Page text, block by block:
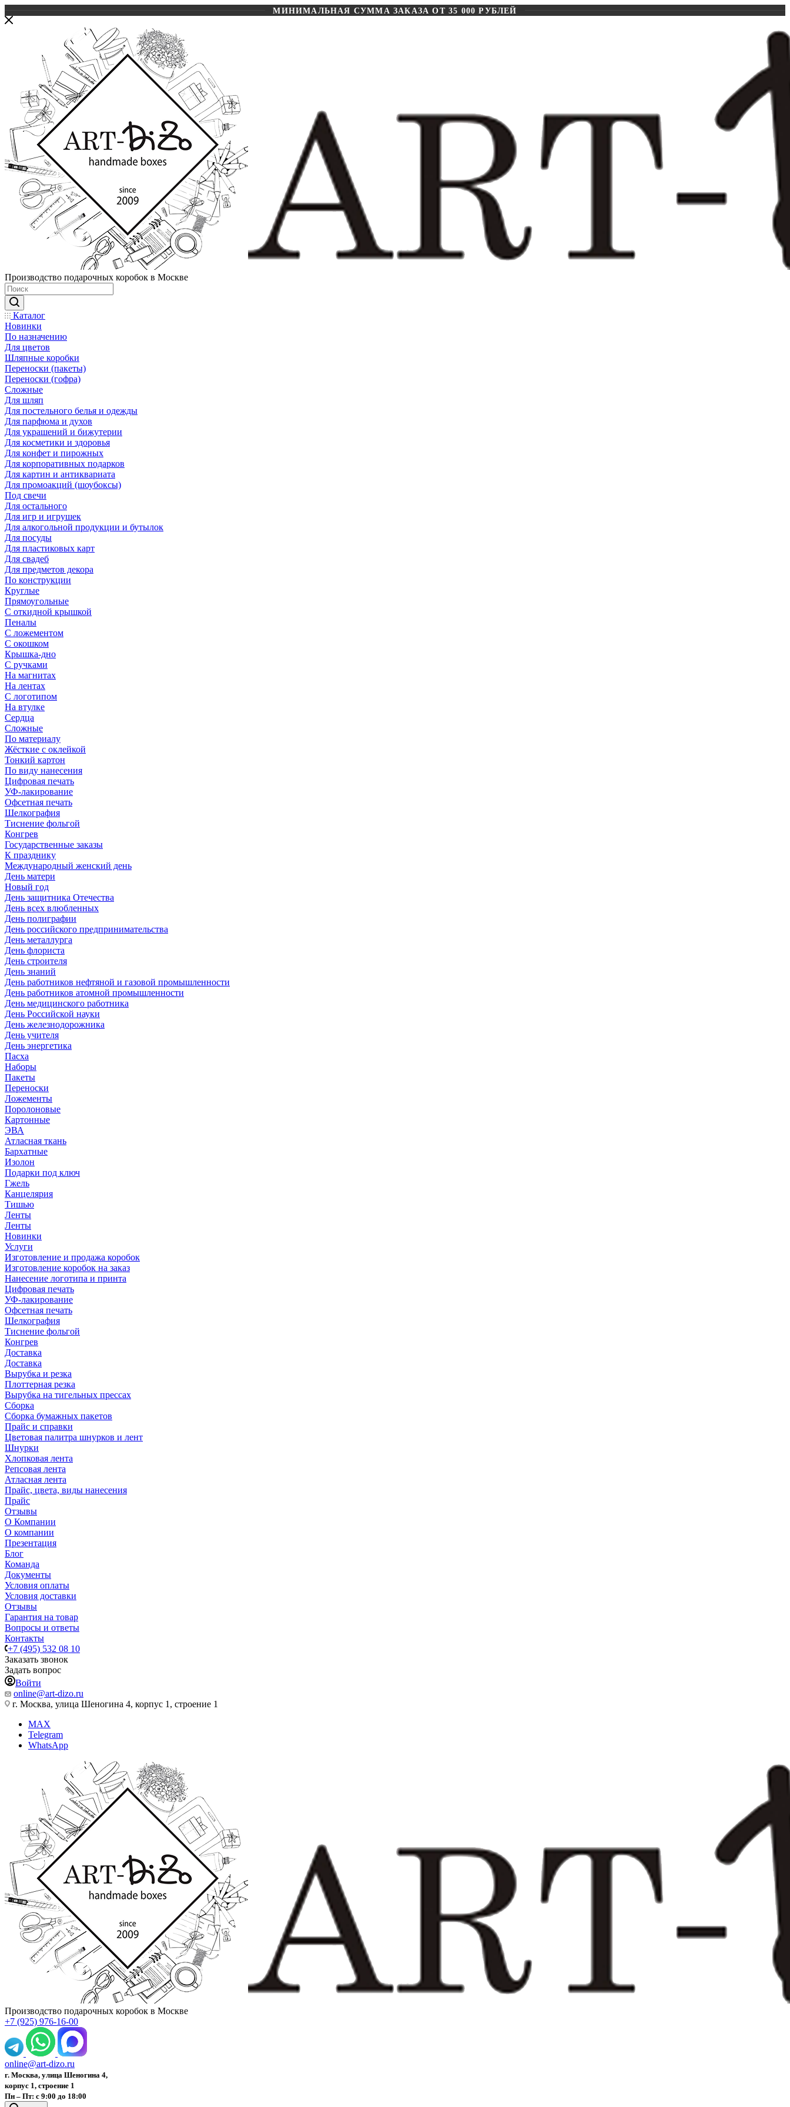
МИНИМАЛЬНАЯ СУММА ЗАКАЗА ОТ 35 000 РУБЛЕЙ
Производство подарочных коробок в Москве
Каталог
Новинки
По назначению
Для цветов
Шляпные коробки
Переноски (пакеты)
Переноски (гофра)
Сложные
Для шляп
Для постельного белья и одежды
Для парфюма и духов
Для украшений и бижутерии
Для косметики и здоровья
Для конфет и пирожных
Для корпоративных подарков
Для картин и антиквариата
Для промоакций (шоубоксы)
Под свечи
Для остального
Для игр и игрушек
Для алкогольной продукции и бутылок
Для посуды
Для пластиковых карт
Для свадеб
Для предметов декора
По конструкции
Круглые
Прямоугольные
С откидной крышкой
Пеналы
С ложементом
С окошком
Крышка-дно
С ручками
На магнитах
На лентах
С логотипом
На втулке
Сердца
Сложные
По материалу
Жёсткие с оклейкой
Тонкий картон
По виду нанесения
Цифровая печать
УФ-лакирование
Офсетная печать
Шелкография
Тиснение фольгой
Конгрев
Государственные заказы
К празднику
Международный женский день
День матери
Новый год
День защитника Отечества
День всех влюбленных
День полиграфии
День российского предпринимательства
День металлурга
День флориста
День строителя
День знаний
День работников нефтяной и газовой промышленности
День работников атомной промышленности
День медицинского работника
День Российской науки
День железнодорожника
День учителя
День энергетика
Пасха
Наборы
Пакеты
Переноски
Ложементы
Поролоновые
Картонные
ЭВА
Атласная ткань
Бархатные
Изолон
Подарки под ключ
Гжель
Канцелярия
Тишью
Ленты
Ленты
Новинки
Услуги
Изготовление и продажа коробок
Изготовление коробок на заказ
Нанесение логотипа и принта
Цифровая печать
УФ-лакирование
Офсетная печать
Шелкография
Тиснение фольгой
Конгрев
Доставка
Доставка
Вырубка и резка
Плоттерная резка
Вырубка на тигельных прессах
Сборка
Сборка бумажных пакетов
Прайс и справки
Цветовая палитра шнурков и лент
Шнурки
Хлопковая лента
Репсовая лента
Атласная лента
Прайс, цвета, виды нанесения
Прайс
Отзывы
О Компании
О компании
Презентация
Блог
Команда
Документы
Условия оплаты
Условия доставки
Отзывы
Гарантия на товар
Вопросы и ответы
Контакты
+7 (495) 532 08 10
Заказать звонок
Задать вопрос
Войти
online@art-dizo.ru
г. Москва, улица Шеногина 4, корпус 1, строение 1
MAX
Telegram
WhatsApp
Производство подарочных коробок в Москве
+7 (925) 976-16-00
online@art-dizo.ru
г. Москва, улица Шеногина 4,
корпус 1, строение 1
Пн – Пт: с 9:00 до 18:00